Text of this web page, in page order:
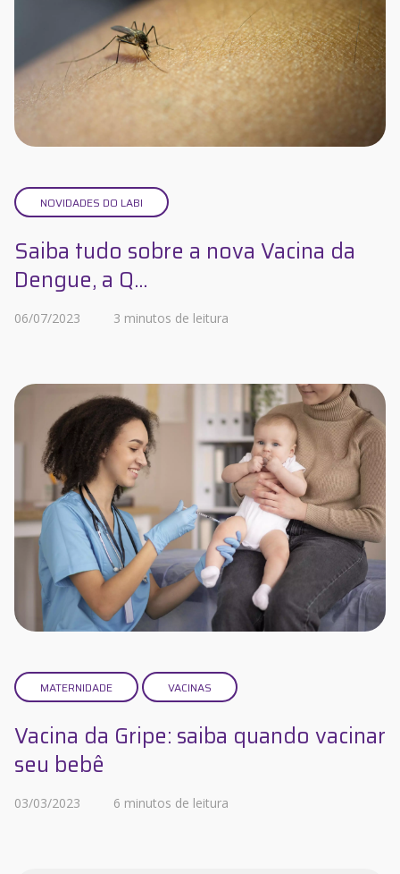
NOVIDADES DO LABI
Saiba tudo sobre a nova Vacina da
Dengue, a Q...
06/07/2023 3 minutos de leitura
MATERNIDADE VACINAS
Vacina da Gripe: saiba quando vacinar
seu bebê
03/03/2023 6 minutos de leitura